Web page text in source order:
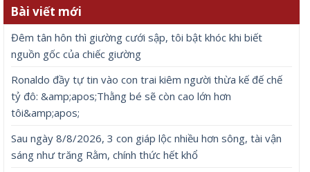
Bài viết mới
Đêm tân hôn thì giường cưới sập, tôi bật khóc khi biết
nguồn gốc của chiếc giường
Ronaldo đầy tự tin vào con trai kiêm người thừa kế đế chế
tỷ đô: &amp;apos;Thằng bé sẽ còn cao lớn hơn
tôi&amp;apos;
Sau ngày 8/8/2026, 3 con giáp lộc nhiều hơn sông, tài vận
sáng như trăng Rằm, chính thức hết khổ